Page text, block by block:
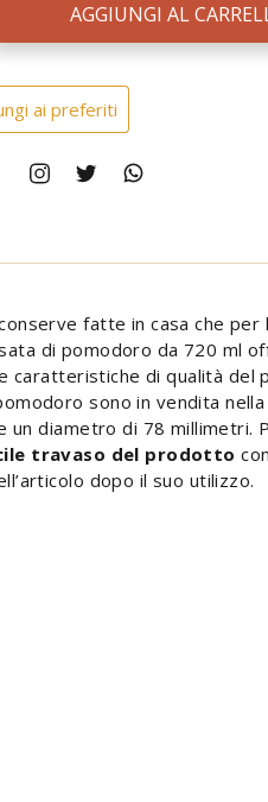
AGGIUNGI AL
ai preferiti
fatte in casa che
di pomodoro da 720 ml
caratteristiche di qualità del
sono in vendita nella
diametro di 78 millimetri.
travaso del prodotto
dopo il suo utilizzo.